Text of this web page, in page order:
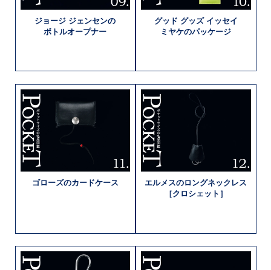
ジョージ ジェンセンの
ボトルオープナー
グッド グッズ イッセイ
ミヤケのパッケージ
ゴローズのカードケース エルメスのロングネックレス
［クロシェット］